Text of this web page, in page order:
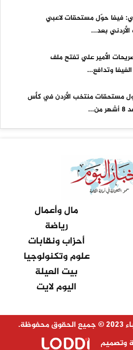
فيفا حوّل مستحقات لاعبي
بعد...
الأمير علي تفتح ملف
وتدافع...
مستحقات منتخب الأردن في كأس
مال وأعمال
رياضة
أحزاب ونقابات
علوم وتكنولوجيا
بيت العيلة
اليوم لايت
وتصميم